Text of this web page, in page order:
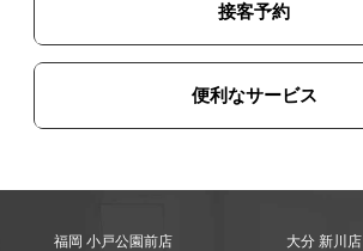
接客予約
便利なサービス
福岡 小戸公園前店 大分 新川店